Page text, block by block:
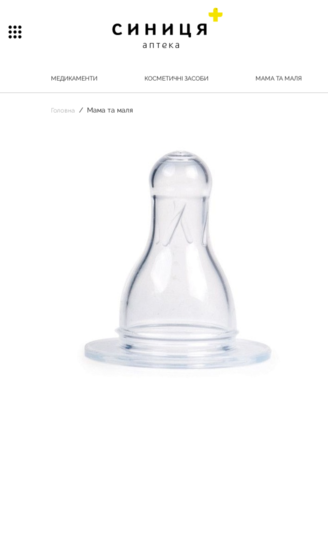
МЕДИКАМЕНТИ КОСМЕТИЧНІ ЗАСОБИ МАМА ТА МАЛЯ
Головна Мама та маля